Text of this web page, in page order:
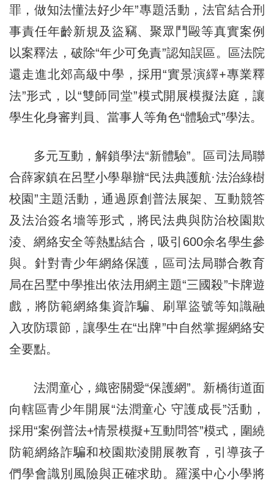
罪，做知法懂法好少年”專題活動，法官結合刑
事責任年齡新規及盜竊、聚眾鬥毆等真實案例
以案釋法，破除“年少可免責”認知誤區。區法院
還走進北郊高級中學，採用“實景演繹+專業釋
法”形式，以“雙師同堂”模式開展模擬法庭，讓
學生化身審判員、當事人等角色“體驗式”學法。
多元互動，解鎖學法“新體驗”。區司法局聯
合薛家鎮在呂墅小學舉辦“民法典護航·法治綠樹
校園”主題活動，通過原創普法展架、互動競答
及法治簽名墻等形式，將民法典與防治校園欺
淩、網絡安全等熱點結合，吸引600余名學生參
與。針對青少年網絡保護，區司法局聯合教育
局在呂墅中學推出依法用網主題“三國殺”卡牌遊
戲，將防範網絡集資詐騙、刷單盜號等知識融
入攻防環節，讓學生在“出牌”中自然掌握網絡安
全要點。
法潤童心，織密關愛“保護網”。新橋街道面
向轄區青少年開展“法潤童心 守護成長”活動，
採用“案例普法+情景模擬+互動問答”模式，圍繞
防範網絡詐騙和校園欺淩開展教育，引導孩子
們學會識別風險與正確求助。羅溪中心小學將